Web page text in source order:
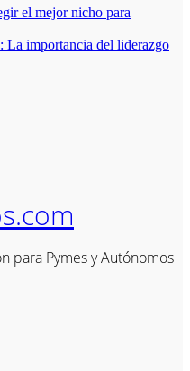
el mejor nicho para
importancia del liderazgo
para Pymes y Autónomos